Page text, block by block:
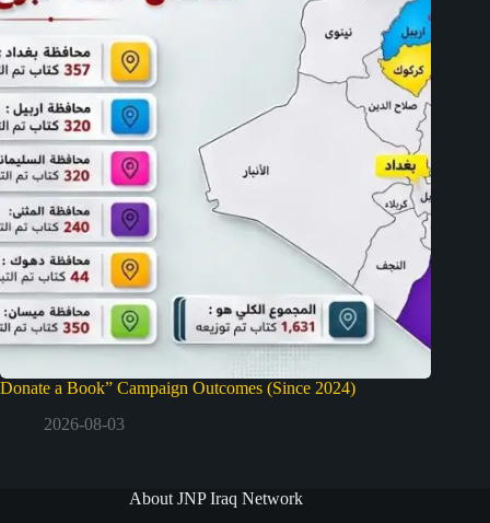
Donate a Book” Campaign Outcomes (Since 2024)
2026-08-03
About JNP Iraq Network